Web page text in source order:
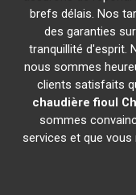
brefs délais. Nos
des garanties
tranquillité d'esprit.
nous sommes
clients satisfaits
chaudière fioul
sommes
services et que